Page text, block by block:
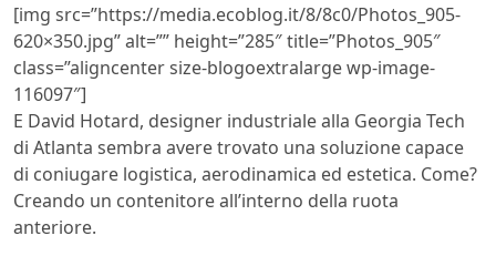
[img src=”https://media.ecoblog.it/8/8c0/Photos_905-
620×350.jpg” alt=”” height=”285″ title=”Photos_905″
class=”aligncenter size-blogoextralarge wp-image-
116097″]
E David Hotard, designer industriale alla Georgia Tech
di Atlanta sembra avere trovato una soluzione capace
di coniugare logistica, aerodinamica ed estetica. Come?
Creando un contenitore all’interno della ruota
anteriore.